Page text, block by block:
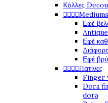
Κόλλες
Mediums
Εφέ
Εφέ
Εφέ
Πατίνες
Finger
Dora
dora